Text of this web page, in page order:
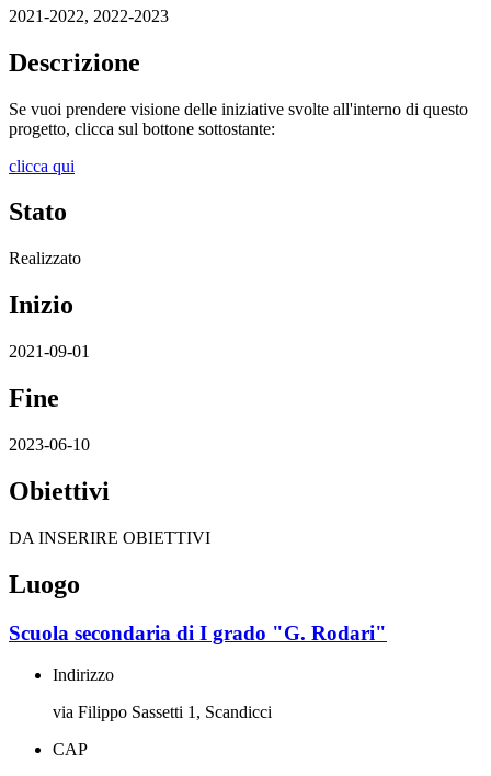
2021-2022, 2022-2023
Descrizione
Se vuoi prendere visione delle iniziative svolte all'interno di questo
progetto, clicca sul bottone sottostante:
clicca qui
Stato
Realizzato
Inizio
2021-09-01
Fine
2023-06-10
Obiettivi
DA INSERIRE OBIETTIVI
Luogo
Scuola secondaria di I grado "G. Rodari"
Indirizzo
via Filippo Sassetti 1, Scandicci
CAP